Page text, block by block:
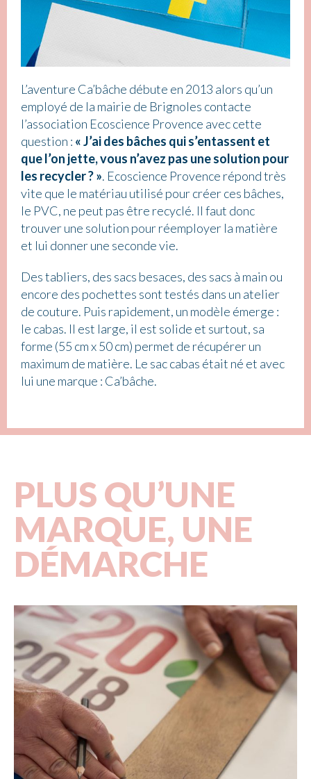
L’aventure Ca’bâche débute en 2013 alors qu’un
employé de la mairie de Brignoles contacte
l’association Ecoscience Provence avec cette
question : « J’ai des bâches qui s’entassent et
que l’on jette, vous n’avez pas une solution pour
les recycler ? ». Ecoscience Provence répond très
vite que le matériau utilisé pour créer ces bâches,
le PVC, ne peut pas être recyclé. Il faut donc
trouver une solution pour réemployer la matière
et lui donner une seconde vie.
Des tabliers, des sacs besaces, des sacs à main ou
encore des pochettes sont testés dans un atelier
de couture. Puis rapidement, un modèle émerge :
le cabas. Il est large, il est solide et surtout, sa
forme (55 cm x 50 cm) permet de récupérer un
maximum de matière. Le sac cabas était né et avec
lui une marque : Ca’bâche.
PLUS QU’UNE
MARQUE, UNE
DÉMARCHE